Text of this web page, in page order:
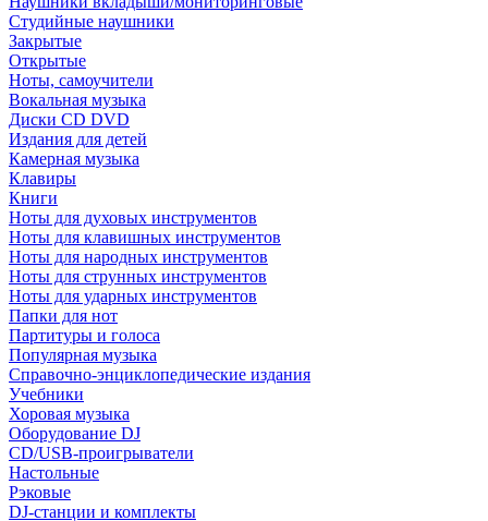
Студийные наушники
Закрытые
Открытые
Ноты, самоучители
Вокальная музыка
Диски CD DVD
Издания для детей
Камерная музыка
Клавиры
Книги
Ноты для духовых инструментов
Ноты для клавишных инструментов
Ноты для народных инструментов
Ноты для струнных инструментов
Ноты для ударных инструментов
Папки для нот
Партитуры и голоса
Популярная музыка
Справочно-энциклопедические издания
Учебники
Хоровая музыка
Оборудование DJ
CD/USB-проигрыватели
Настольные
Рэковые
DJ-станции и комплекты